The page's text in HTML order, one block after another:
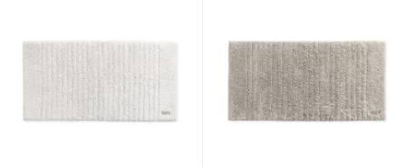
Acessórios para
Aromatizantes